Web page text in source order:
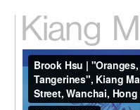
Kiang
主頁
展覽
藝術家